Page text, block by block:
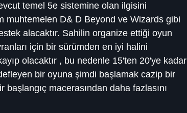
temel 5e sistemine olan ilgisini
muhtemelen D& D Beyond ve Wizards gibi
alacaktır. Sahilin organize ettiği oyun
için bir sürümden en iyi halini
olacaktır , bu nedenle 15'ten 20'ye kadar
bir oyuna şimdi başlamak cazip bir
​​macerasından daha fazlasını